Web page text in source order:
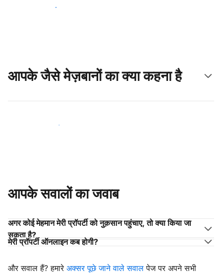
आज ही नए मेहमानों तक पहुंचें
आपके जैसे मेज़बानों का क्या कहना है
अपने जैसे मेज़बानों के साथ जुड़ें
आपके सवालों का जवाब
अगर कोई मेहमान मेरी प्रॉपर्टी को नुक़सान पहुंचाए, तो क्या किया जा
सकता है?
मेरी प्रॉपर्टी ऑनलाइन कब होगी?
और सवाल हैं? हमारे अक्सर पूछे जाने वाले सवाल पेज पर अपने सभी